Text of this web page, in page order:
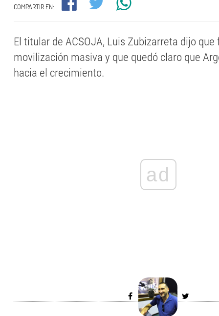
COMPARTIR EN:
El titular de ACSOJA, Luis Zubizarreta dijo que
movilización masiva y que quedó claro que
hacia el crecimiento.
ad